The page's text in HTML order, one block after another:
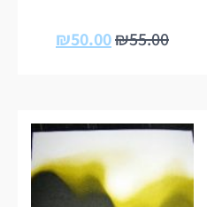
₪55.00
₪50.00